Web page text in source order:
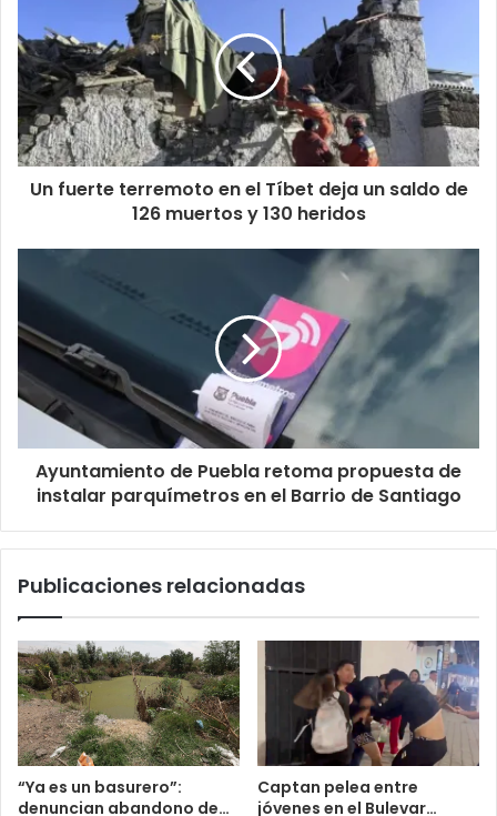
Un fuerte terremoto en el Tíbet deja un saldo de
126 muertos y 130 heridos
Ayuntamiento de Puebla retoma propuesta de
instalar parquímetros en el Barrio de Santiago
Publicaciones relacionadas
“Ya es un basurero”:
denuncian abandono de…
Captan pelea entre
jóvenes en el Bulevar…